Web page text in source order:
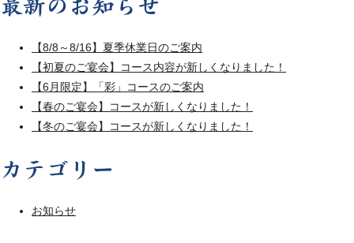
【8/8～8/16】夏季休業日のご案内
【初夏のご宴会】コース内容が新しくなりました！
【6月限定】「彩」コースのご案内
【春のご宴会】コースが新しくなりました！
【冬のご宴会】コースが新しくなりました！
カテゴリー
お知らせ